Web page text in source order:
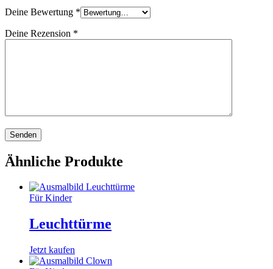
Deine Bewertung *
Deine Rezension *
Ähnliche Produkte
Für Kinder
Leuchttürme
Jetzt kaufen